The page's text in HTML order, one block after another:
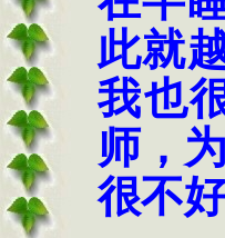
此就
我也
师，
很不